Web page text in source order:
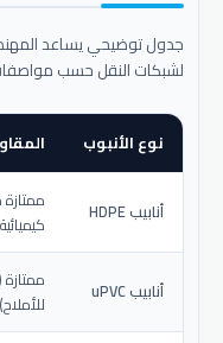
جدول توضيحي يساعد
لشبكات النقل حسب
نوع الأنبوب
أنابيب HDPE
أنابيب uPVC
للأملاح)